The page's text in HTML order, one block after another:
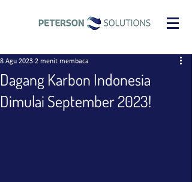
Dagang Karbon Indonesia
Dimulai September 2023!
8 Agu 2023 2 menit membaca